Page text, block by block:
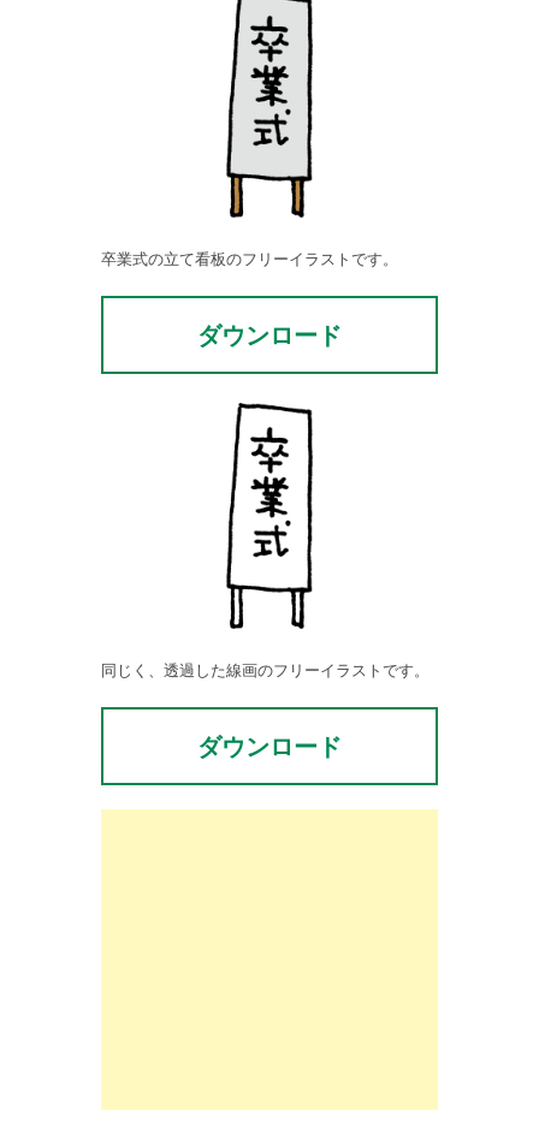
卒業式の立て看板のフリーイラストです。
ダウンロード
同じく、透過した線画のフリーイラストです。
ダウンロード